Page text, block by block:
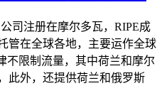
司注册在摩尔多瓦，RIPE成
管在全球各地，主要运作全球
不限制流量，其中荷兰和摩尔
此外，还提供荷兰和俄罗斯